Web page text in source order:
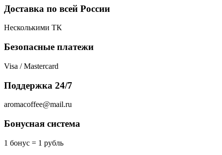
Доставка по всей России
Несколькими ТК
Безопасные платежи
Visa / Mastercard
Поддержка 24/7
aromacoffee@mail.ru
Бонусная система
1 бонус = 1 рубль